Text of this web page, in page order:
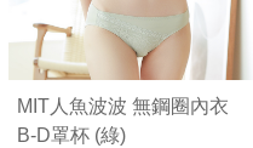
MIT人魚波波 無鋼圈內衣
B-D罩杯 (綠)